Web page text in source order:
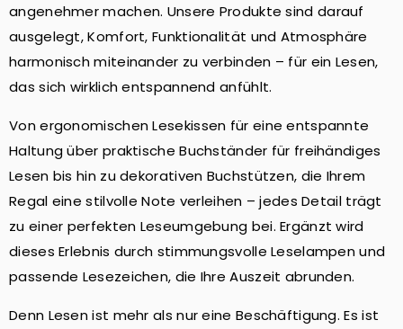
angenehmer machen. Unsere Produkte sind darauf
ausgelegt, Komfort, Funktionalität und Atmosphäre
harmonisch miteinander zu verbinden – für ein Lesen,
das sich wirklich entspannend anfühlt.
Von ergonomischen Lesekissen für eine entspannte
Haltung über praktische Buchständer für freihändiges
Lesen bis hin zu dekorativen Buchstützen, die Ihrem
Regal eine stilvolle Note verleihen – jedes Detail trägt
zu einer perfekten Leseumgebung bei. Ergänzt wird
dieses Erlebnis durch stimmungsvolle Leselampen und
passende Lesezeichen, die Ihre Auszeit abrunden.
Denn Lesen ist mehr als nur eine Beschäftigung. Es ist